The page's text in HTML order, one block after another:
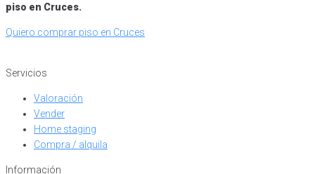
piso en Cruces.
Quiero comprar piso en Cruces
Servicios
Valoración
Vender
Home staging
Compra / alquila
Información